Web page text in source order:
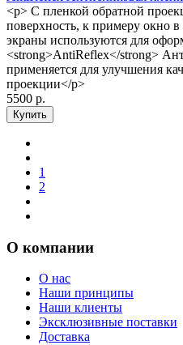
<p> С пленкой обратной
поверхность, к примеру окно
экраны используются для
<strong>AntiReflex</strong>
применяется для улучшения
проекции</p>
5500 р.
1
2
О компании
О нас
Наши принципы
Наши клиенты
Эксклюзивные поставки
Доставка